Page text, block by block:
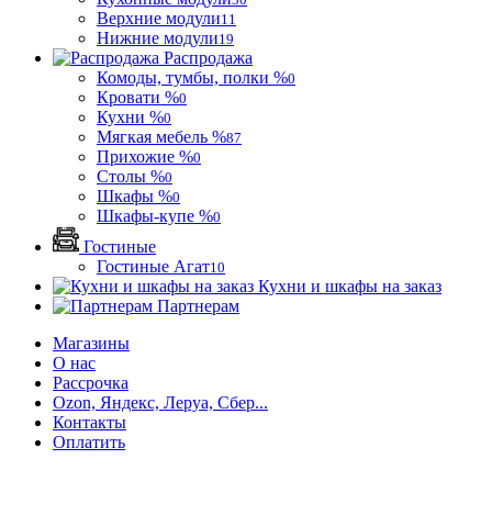
Верхние модули11
Нижние модули19
Распродажа
Комоды, тумбы, полки %0
Кровати %0
Кухни %0
Мягкая мебель %87
Прихожие %0
Столы %0
Шкафы %0
Шкафы-купе %0
Гостиные
Гостиные Агат10
Кухни и шкафы на заказ
Партнерам
Магазины
О нас
Рассрочка
Ozon, Яндекс, Леруа, Сбер...
Контакты
Оплатить